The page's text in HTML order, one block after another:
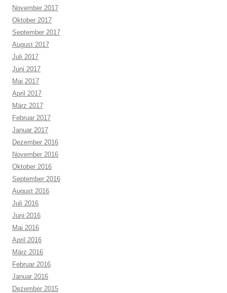
November 2017
Oktober 2017
September 2017
August 2017
Juli 2017
Juni 2017
Mai 2017
April 2017
März 2017
Februar 2017
Januar 2017
Dezember 2016
November 2016
Oktober 2016
September 2016
August 2016
Juli 2016
Juni 2016
Mai 2016
April 2016
März 2016
Februar 2016
Januar 2016
Dezember 2015